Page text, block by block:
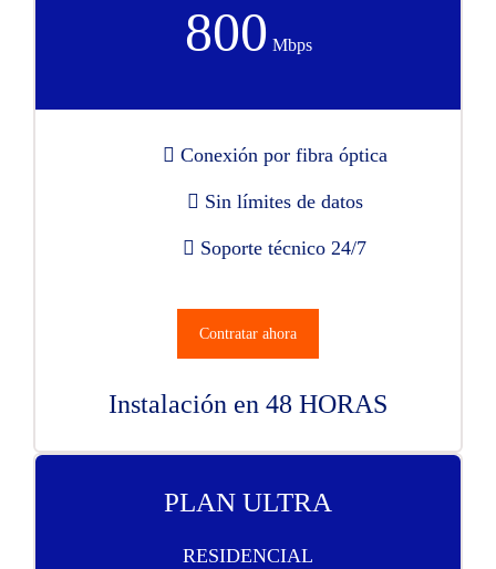
800 Mbps
Conexión por fibra óptica
Sin límites de datos
Soporte técnico 24/7
Contratar ahora
Instalación en 48 HORAS
PLAN ULTRA
RESIDENCIAL